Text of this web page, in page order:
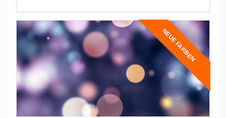
NEUE FARBEN